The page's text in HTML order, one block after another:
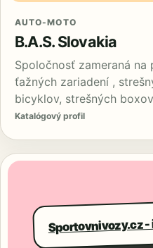
AUTO-MOTO
B.A.S. Slovakia
Spoločnosť zameraná na
ťažných zariadení ,
bicyklov, strešných
Katalógový profil